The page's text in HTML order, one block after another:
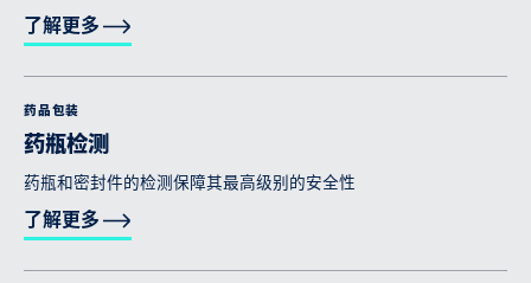
了解更多
药品包装
药瓶检测
药瓶和密封件的检测保障其最高级别的安全性
了解更多